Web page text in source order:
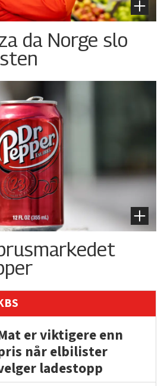
da Norge slo
er viktigere enn
når elbilister
ladestopp